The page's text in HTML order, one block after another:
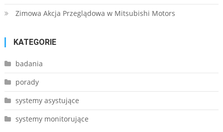
Zimowa Akcja Przeglądowa w Mitsubishi Motors
KATEGORIE
badania
porady
systemy asystujące
systemy monitorujące